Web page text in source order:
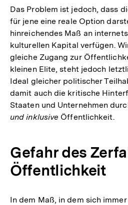
Das Problem ist jedoch, dass
für jene eine reale Option
hinreichendes Maß an
kulturellen Kapital verfügen.
gleiche Zugang zur
kleinen Elite, steht jedoch
Ideal gleicher politischer
damit auch die kritische
Staaten und Unternehmen
und inklusive Öffentlichkeit.
Gefahr des
Öffentlichkeit
In dem Maß, in dem sich